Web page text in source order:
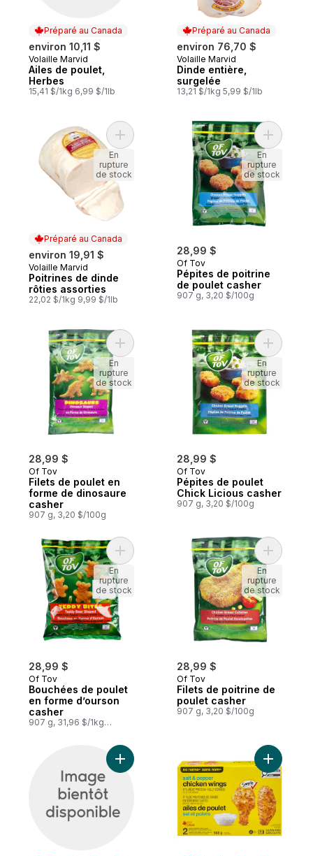
Préparé au Canada
environ 10,11 $
Préparé au Canada
Volaille Marvid
Ailes de poulet,
Herbes
15,41 $/1kg 6,99 $/1lb
Préparé au Canada
environ 76,70 $
Préparé au Canada
Volaille Marvid
Dinde entière,
surgelée
13,21 $/1kg 5,99 $/1lb
Préparé au Canada
environ 19,91 $
Préparé au Canada
Volaille Marvid
Poitrines de dinde
rôties assorties
22,02 $/1kg 9,99 $/1lb
Ajouter Poitrines de dinde rôties
En
rupture
de stock
28,99 $
Of Tov
Pépites de poitrine
de poulet casher
907 g, 3,20 $/100g
Ajouter
En
rupture
de stock
28,99 $
Of Tov
Filets de poulet en
forme de dinosaure
casher
907 g, 3,20 $/100g
Ajouter Filets de poulet en forme de
En
rupture
de stock
28,99 $
Of Tov
Pépites de poulet
Chick Licious casher
907 g, 3,20 $/100g
Ajouter
En
rupture
de stock
28,99 $
Of Tov
Bouchées de poulet
en forme d’ourson
casher
907 g, 31,96 $/1kg
Ajouter Bouchées de poulet en forme
En
rupture
de stock
28,99 $
Of Tov
Filets de poitrine de
poulet casher
907 g, 3,20 $/100g
Ajouter
En
rupture
de stock
Ajouter Poulet entier, BBQ au panierAjouter